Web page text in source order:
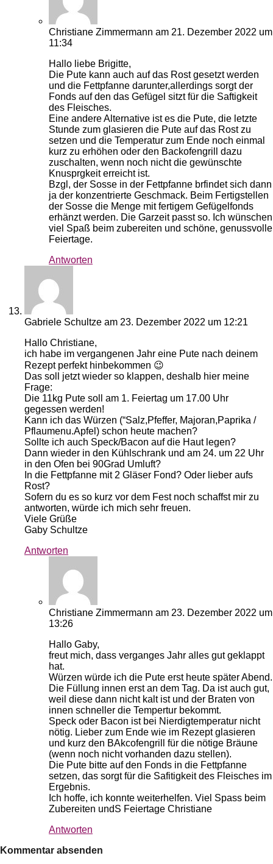
Christiane Zimmermann am 21. Dezember 2022 um
11:34
Hallo liebe Brigitte,
Die Pute kann auch auf das Rost gesetzt werden
und die Fettpfanne darunter,allerdings sorgt der
Fonds auf den das Gefügel sitzt für die Saftigkeit
des Fleisches.
Eine andere Alternative ist es die Pute, die letzte
Stunde zum glasieren die Pute auf das Rost zu
setzen und die Temperatur zum Ende noch einmal
kurz zu erhöhen oder den Backofengrill dazu
zuschalten, wenn noch nicht die gewünschte
Knusprgkeit erreicht ist.
Bzgl, der Sosse in der Fettpfanne brfindet sich dann
ja der konzentrierte Geschmack. Beim Fertigstellen
der Sosse die Menge mit fertigem Gefügelfonds
erhänzt werden. Die Garzeit passt so. Ich wünschen
viel Spaß beim zubereiten und schöne, genussvolle
Feiertage.
Antworten
Gabriele Schultze am 23. Dezember 2022 um 12:21
Hallo Christiane,
ich habe im vergangenen Jahr eine Pute nach deinem
Rezept perfekt hinbekommen 😉
Das soll jetzt wieder so klappen, deshalb hier meine
Frage:
Die 11kg Pute soll am 1. Feiertag um 17.00 Uhr
gegessen werden!
Kann ich das Würzen (“Salz,Pfeffer, Majoran,Paprika /
Pflaumenu.Apfel) schon heute machen?
Sollte ich auch Speck/Bacon auf die Haut legen?
Dann wieder in den Kühlschrank und am 24. um 22 Uhr
in den Ofen bei 90Grad Umluft?
In die Fettpfanne mit 2 Gläser Fond? Oder lieber aufs
Rost?
Sofern du es so kurz vor dem Fest noch schaffst mir zu
antworten, würde ich mich sehr freuen.
Viele Grüße
Gaby Schultze
Antworten
Christiane Zimmermann am 23. Dezember 2022 um
13:26
Hallo Gaby,
freut mich, dass verganges Jahr alles gut geklappt
hat.
Würzen würde ich die Pute erst heute später Abend.
Die Füllung innen erst an dem Tag. Da ist auch gut,
weil diese dann nicht kalt ist und der Braten von
innen schneller die Tempertur bekommt.
Speck oder Bacon ist bei Nierdigtemperatur nicht
nötig. Lieber zum Ende wie im Rezept glasieren
und kurz den BAkcofengrill für die nötige Bräune
(wenn noch nicht vorhanden dazu stellen).
Die Pute bitte auf den Fonds in die Fettpfanne
setzen, das sorgt für die Safitigkeit des Fleisches im
Ergebnis.
Ich hoffe, ich konnte weiterhelfen. Viel Spass beim
Zubereiten undS Feiertage Christiane
Antworten
Kommentar absenden